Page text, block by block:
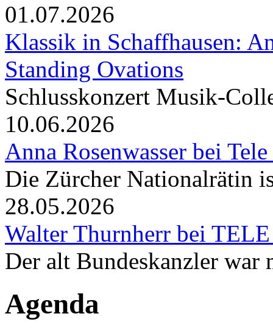
01.07.2026
Klassik in Schaffhausen:
Standing Ovations
Schlusskonzert Musik-
10.06.2026
Anna Rosenwasser bei
Die Zürcher Nationalrätin
28.05.2026
Walter Thurnherr bei
Der alt Bundeskanzler war
Agenda